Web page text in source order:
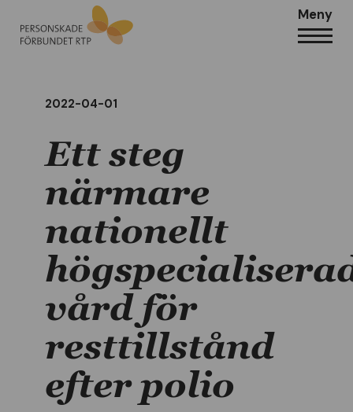
Meny
2022-04-01
Ett steg
närmare
nationellt
vård för
resttillstånd
efter polio